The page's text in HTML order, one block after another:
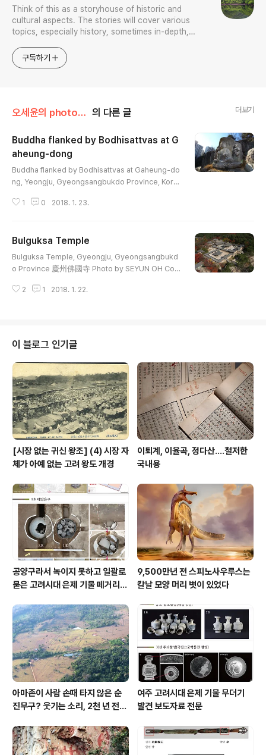
Think of this as a storyhouse of historic and
cultural aspects. The stories will cover various
topics, especially history, sometimes in-depth,
approach will be to resist any common sense or
generalized viewpoint
구독하기
오세윤의 photogallery 의 다른 글 더보기
Buddha flanked by Bodhisattvas at G
aheung-dong
Buddha flanked by Bodhisattvas at Gaheung-do
ng, Yeongju, Gyeongsangbukdo Province, Kore
榮州可興洞磨崖如來三尊像영주 가흥동 마애여래삼존
0%80%ED%9D%A5%EB%8F%99_%EB%A7%8
8%EC%95%A0%EC%97%AC%EB%9E%98%E
C%82%BC%EC%A1%B4%EC%83%81_%EB%B
C%EC%83%81
1 0 2018. 1. 23.
Bulguksa Temple
Bulguksa Temple, Gyeongju, Gyeongsangbukd
o Province 慶州佛國寺 Photo by SEYUN OH Cop
entative relic of Gyeongju and was inscribed on
rld. The temple was built by Kim Dae-Seong (70
0-774), who started erecting the te..
2 1 2018. 1. 22.
이 블로그 인기글
[시장 없는 귀신 왕조] (4) 시장 자
체가 아예 없는 고려 왕도 개경
이퇴계, 이율곡, 정다산....철저한
국내용
공양구라서 녹이지 못하고 일괄로
묻은 고려시대 은제 기물 떼거리로
9,500만년 전 스피노사우루스는
칼날 모양 머리 볏이 있었다
아마존이 사람 손때 타지 않은 순
진무구? 웃기는 소리, 2천 년 전에
여주 고려시대 은제 기물 무더기
발견 보도자료 전문